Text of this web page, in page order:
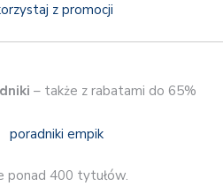
z promocji
– także z rabatami do 65%
ponad 400 tytułów.